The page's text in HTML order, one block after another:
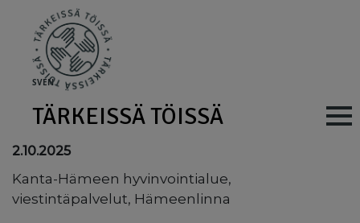
SVEN
TÄRKEISSÄ TÖISSÄ Main
2.10.2025
Kanta-Hämeen hyvinvointialue,
viestintäpalvelut, Hämeenlinna